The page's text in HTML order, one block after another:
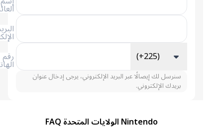
العائلة
الإلكتروني
الهاتف (+225)
سنرسل لك إيصالًا عبر البريد الإلكتروني، يرجى إدخال عنوان
بريدك الإلكتروني.
Nintendo الولايات المتحدة FAQ